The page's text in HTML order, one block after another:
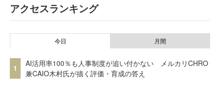
アクセスランキング
今日 月間
1
AI活用率100％も人事制度が追い付かない メルカリCHRO
兼CAIO木村氏が描く評価・育成の答え